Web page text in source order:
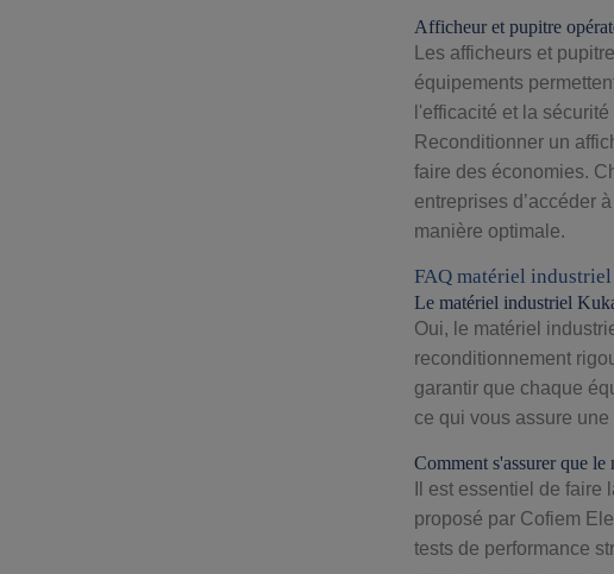
Afficheur et pupitre
Les afficheurs et
équipements
l'efficacité et la
Reconditionner un
faire des économies.
entreprises d’accéder
manière optimale.
FAQ matériel
Le matériel industriel
Oui, le matériel
reconditionnement
garantir que chaque
ce qui vous assure
Comment s'assurer que
Il est essentiel de
proposé par Cofiem
tests de performance